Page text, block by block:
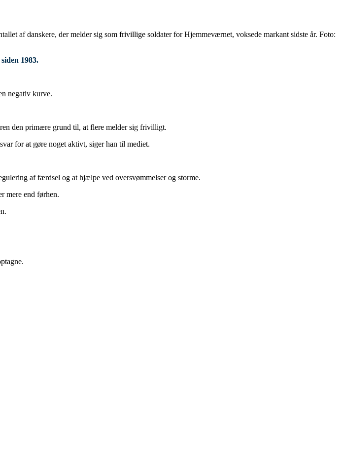
af danskere, der melder sig som frivillige soldater for Hjemmeværnet, voksede markant sidste år. Foto:
1983.
negativ kurve.
den primære grund til, at flere melder sig frivilligt.
for at gøre noget aktivt, siger han til mediet.
af færdsel og at hjælpe ved oversvømmelser og storme.
mere end førhen.